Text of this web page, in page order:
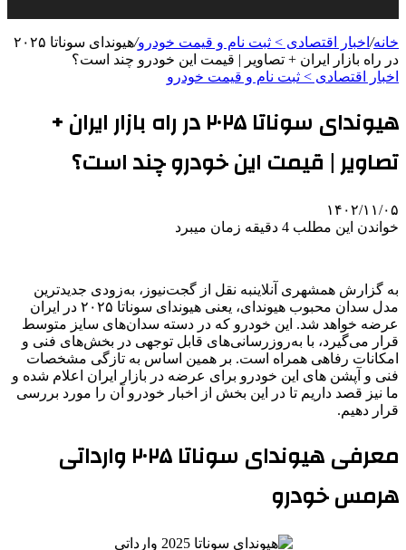
خانه/ اخبار اقتصادی > ثبت نام و قیمت خودرو/
هیوندای سوناتا ۲۰۲۵
در راه بازار ایران + تصاویر | قیمت این خودرو چند است؟
اخبار اقتصادی > ثبت نام و قیمت خودرو
هیوندای سوناتا ۲۰۲۵ در راه بازار ایران +
تصاویر | قیمت این خودرو چند است؟
۱۴۰۲/۱۱/۰۵
خواندن این مطلب 4 دقیقه زمان میبرد
به گزارش همشهری آنلاینبه نقل از گجت‌نیوز، به‌زودی جدیدترین
مدل سدان محبوب هیوندای، یعنی هیوندای سوناتا ۲۰۲۵ در ایران
عرضه خواهد شد. این خودرو که در دسته سدان‌های سایز متوسط
قرار می‌گیرد، با به‌روزرسانی‌های قابل توجهی در بخش‌های فنی و
امکانات رفاهی همراه است. بر همین اساس به تازگی مشخصات
فنی و آپشن های این خودرو برای عرضه در بازار ایران اعلام شده و
ما نیز قصد داریم تا در این بخش از اخبار خودرو آن را مورد بررسی
قرار دهیم.
معرفی هیوندای سوناتا ۲۰۲۵ وارداتی
هرمس خودرو